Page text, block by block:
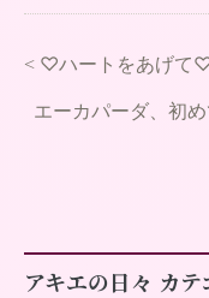
< ♡ハートをあげて♡
エーカパーダ、初
アキエの日々 カ